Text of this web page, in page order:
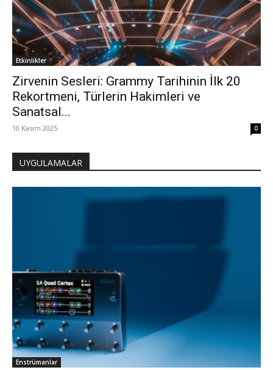
Etkinlikler
Zirvenin Sesleri: Grammy Tarihinin İlk 20
Rekortmeni, Türlerin Hakimleri ve
Sanatsal...
10 Kasım 2025 0
UYGULAMALAR
Enstrümanlar